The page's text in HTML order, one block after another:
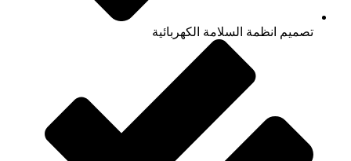
تصميم انظمة السلامة الكهربائية